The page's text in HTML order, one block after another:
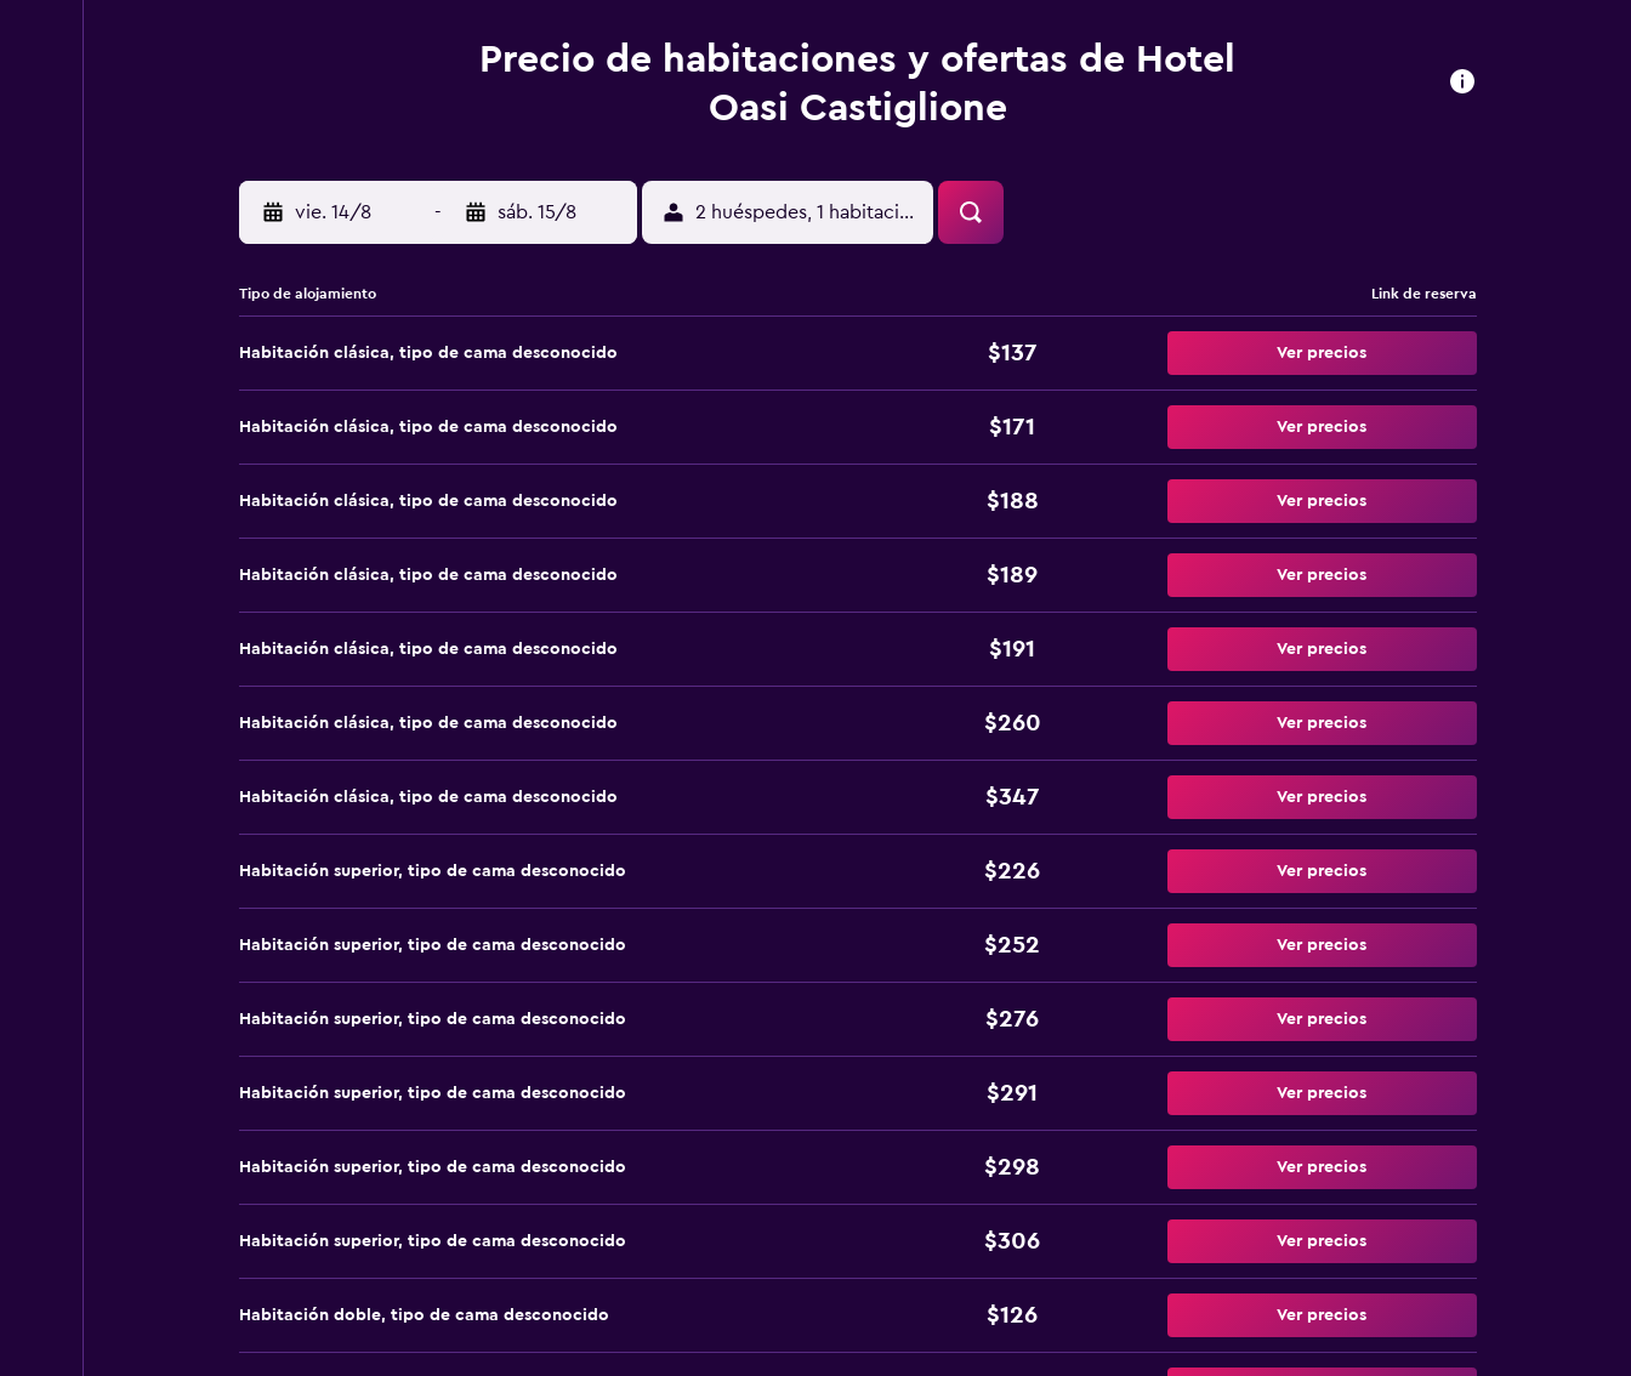
Precio de habitaciones y ofertas de Hotel
Oasi Castiglione
vie. 14/8 - sáb. 15/8 2 huéspedes, 1 habitación
Tipo de alojamiento Link de reserva
Habitación clásica, tipo de cama desconocido $137 Ver precios
Habitación clásica, tipo de cama desconocido $171 Ver precios
Habitación clásica, tipo de cama desconocido $188 Ver precios
Habitación clásica, tipo de cama desconocido $189 Ver precios
Habitación clásica, tipo de cama desconocido $191 Ver precios
Habitación clásica, tipo de cama desconocido $260 Ver precios
Habitación clásica, tipo de cama desconocido $347 Ver precios
Habitación superior, tipo de cama desconocido $226 Ver precios
Habitación superior, tipo de cama desconocido $252 Ver precios
Habitación superior, tipo de cama desconocido $276 Ver precios
Habitación superior, tipo de cama desconocido $291 Ver precios
Habitación superior, tipo de cama desconocido $298 Ver precios
Habitación superior, tipo de cama desconocido $306 Ver precios
Habitación doble, tipo de cama desconocido $126 Ver precios